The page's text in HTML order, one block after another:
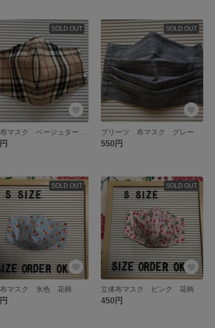
SOLD OUT SOLD OUT
プリーツ 布マスク グレー
550円
SOLD OUT
布マスク 水色 花柄
SOLD OUT
立体布マスク ピンク 花柄
450円